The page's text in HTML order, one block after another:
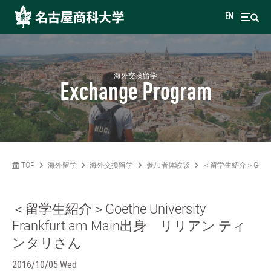
EN
海外交換留学
Exchange Program
TOP 海外留学 海外交換留学 参加者体験談 ＜留学生紹介＞
＜留学生紹介＞Goethe University
Frankfurt am Main出身 リリアン ティ
ンタリさん
2016/10/05 Wed